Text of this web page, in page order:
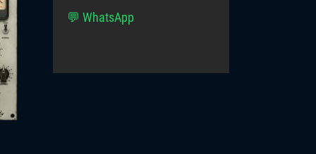
💬 WhatsApp